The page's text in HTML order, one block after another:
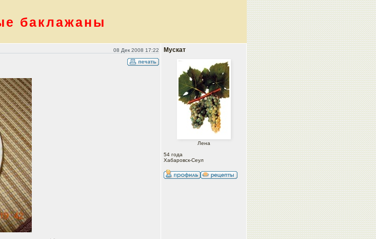
баклажаны
08 Дек 2008 17:22 Мускат
Лена
54 года
Хабаровск-Сеул